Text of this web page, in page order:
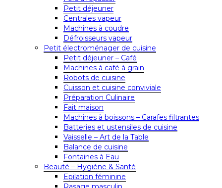
Petit déjeuner
Centrales vapeur
Machines à coudre
Défroisseurs vapeur
Petit électroménager de cuisine
Petit déjeuner – Café
Machines à café à grain
Robots de cuisine
Cuisson et cuisine conviviale
Préparation Culinaire
Fait maison
Machines à boissons – Carafes filtrantes
Batteries et ustensiles de cuisine
Vaisselle – Art de la Table
Balance de cuisine
Fontaines à Eau
Beauté – Hygiène & Santé
Epilation féminine